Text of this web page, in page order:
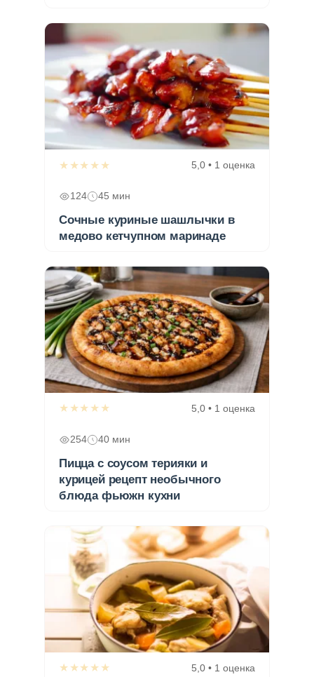
★★★★★ 5,0 • 1 оценка
124 45 мин
Сочные куриные шашлычки в
медово кетчупном маринаде
★★★★★ 5,0 • 1 оценка
254 40 мин
Пицца с соусом терияки и
курицей рецепт необычного
блюда фьюжн кухни
★★★★★ 5,0 • 1 оценка